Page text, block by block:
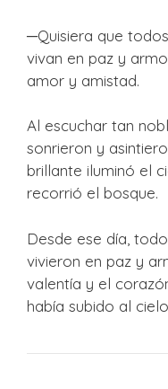
─Quisiera que
vivan en paz y
amor y amistad.
Al escuchar tan
sonrieron y
brillante iluminó el
recorrió el bosque.
Desde ese día,
vivieron en paz y
valentía y el
había subido al